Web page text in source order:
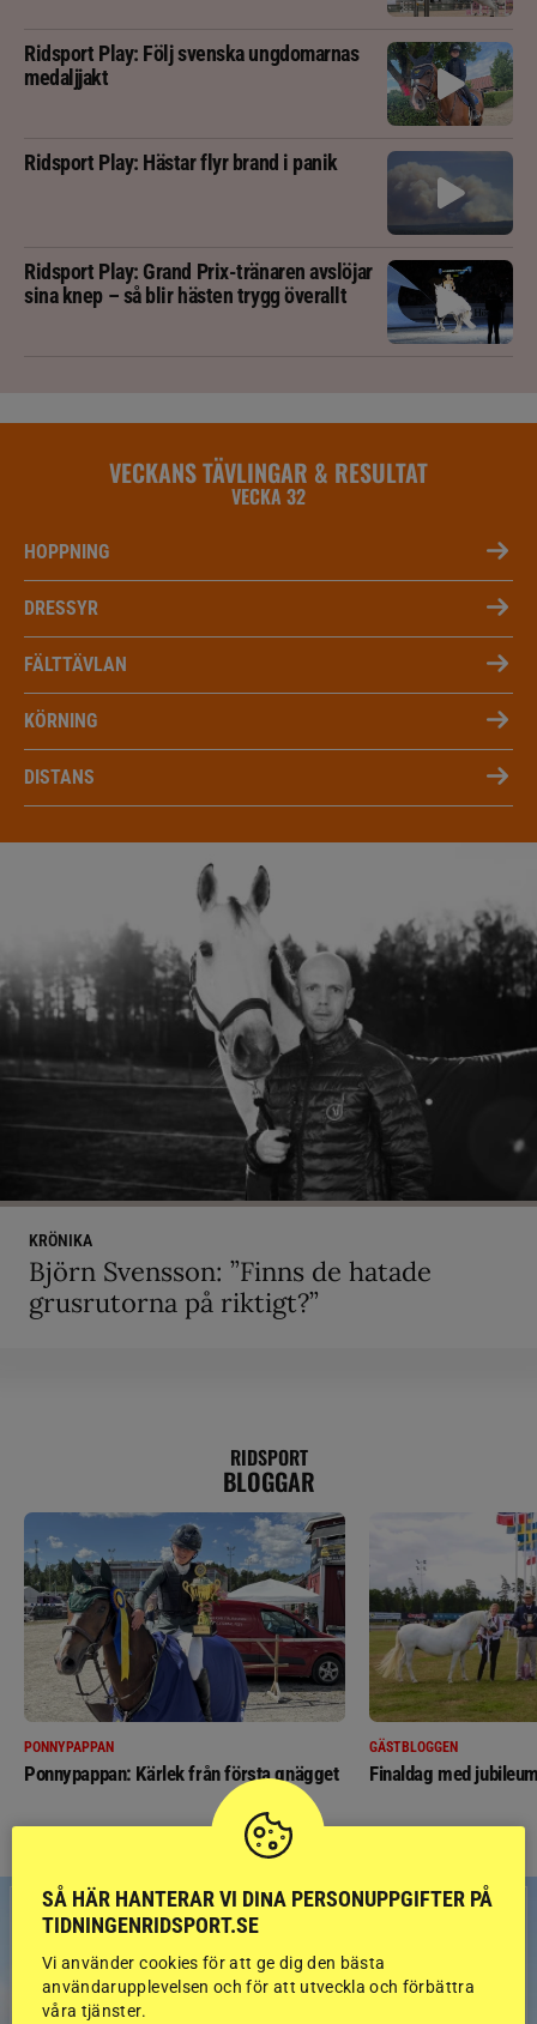
Ridsport Play: Följ svenska ungdomarnas
medaljjakt
Ridsport Play: Hästar flyr brand i panik
Ridsport Play: Grand Prix-tränaren avslöjar
sina knep – så blir hästen trygg överallt
VECKANS TÄVLINGAR & RESULTAT
VECKA 32
HOPPNING
DRESSYR
FÄLTTÄVLAN
KÖRNING
DISTANS
KRÖNIKA
Björn Svensson: ”Finns de hatade
grusrutorna på riktigt?”
RIDSPORT
BLOGGAR
PONNYPAPPAN
Ponnypappan: Kärlek från första gnägget
GÄSTBLOGGEN
Finaldag med
SÅ HÄR HANTERAR VI DINA PERSONUPPGIFTER PÅ
TIDNINGENRIDSPORT.SE
Vi använder cookies för att ge dig den bästa
användarupplevelsen och för att utveckla och förbättra
våra tjänster.